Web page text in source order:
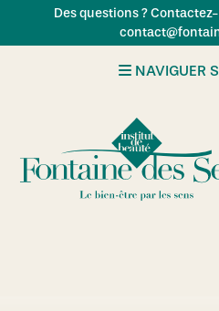
Skip to main content
Des questions ?
NAVIGUER